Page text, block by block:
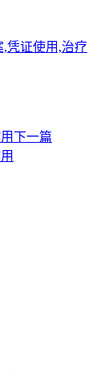
,凭证使用,治疗
下一篇